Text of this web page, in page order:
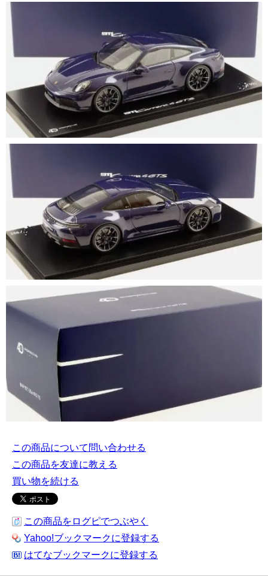
この商品について問い合わせる
この商品を友達に教える
買い物を続ける
この商品をログピでつぶやく
Yahoo!ブックマークに登録する
はてなブックマークに登録する